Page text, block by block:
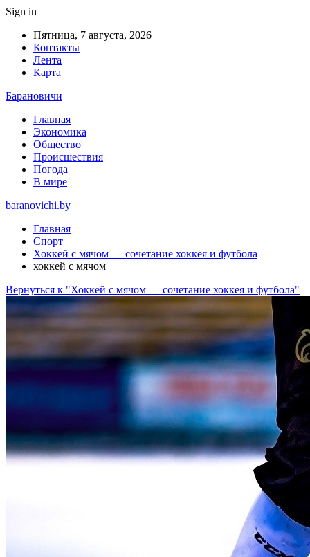
Sign in
Пятница, 7 августа, 2026
Контакты
Лента
Карта
Барановичи
Главная
Экономика
Общество
Происшествия
Погода
В мире
baranovichi.by
Главная
Спорт
Хоккей с мячом — сочетание хоккея и футбола
хоккей с мячом
Вернуться к "Хоккей с мячом — сочетание хоккея и футбола"